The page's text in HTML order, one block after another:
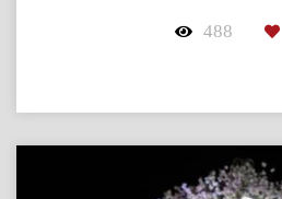
488